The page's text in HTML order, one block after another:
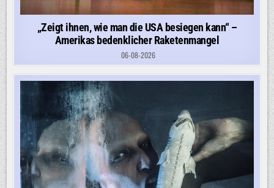
„Zeigt ihnen, wie man die USA besiegen kann“ –
Amerikas bedenklicher Raketenmangel
06-08-2026